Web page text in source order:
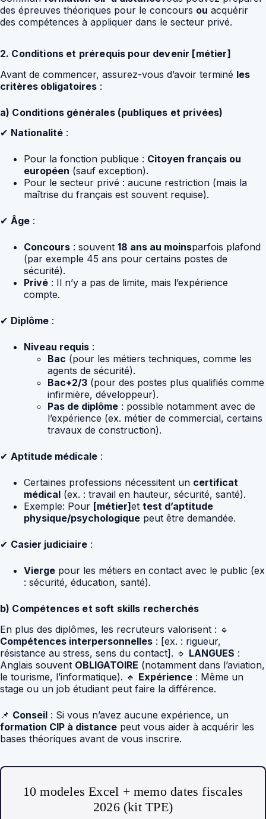
des épreuves théoriques pour le concours ou acquérir
des compétences à appliquer dans le secteur privé.
2. Conditions et prérequis pour devenir [métier]
Avant de commencer, assurez-vous d’avoir terminé les
critères obligatoires :
a) Conditions générales (publiques et privées)
✔ Nationalité :
Pour la fonction publique : Citoyen français ou
européen (sauf exception).
Pour le secteur privé : aucune restriction (mais la
maîtrise du français est souvent requise).
✔ Âge :
Concours : souvent 18 ans au moinsparfois plafond
(par exemple 45 ans pour certains postes de
sécurité).
Privé : Il n’y a pas de limite, mais l’expérience
compte.
✔ Diplôme :
Niveau requis :
Bac (pour les métiers techniques, comme les
agents de sécurité).
Bac+2/3 (pour des postes plus qualifiés comme
infirmière, développeur).
Pas de diplôme : possible notamment avec de
l’expérience (ex. métier de commercial, certains
travaux de construction).
✔ Aptitude médicale :
Certaines professions nécessitent un certificat
médical (ex. : travail en hauteur, sécurité, santé).
Exemple: Pour [métier]et test d’aptitude
physique/psychologique peut être demandée.
✔ Casier judiciaire :
Vierge pour les métiers en contact avec le public (ex
: sécurité, éducation, santé).
b) Compétences et soft skills recherchés
En plus des diplômes, les recruteurs valorisent : 🔹
Compétences interpersonnelles : [ex. : rigueur,
résistance au stress, sens du contact]. 🔹 LANGUES :
Anglais souvent OBLIGATOIRE (notamment dans l’aviation,
le tourisme, l’informatique). 🔹 Expérience : Même un
stage ou un job étudiant peut faire la différence.
📌 Conseil : Si vous n’avez aucune expérience, un
formation CIP à distance peut vous aider à acquérir les
bases théoriques avant de vous inscrire.
10 modeles Excel + memo dates fiscales
2026 (kit TPE)